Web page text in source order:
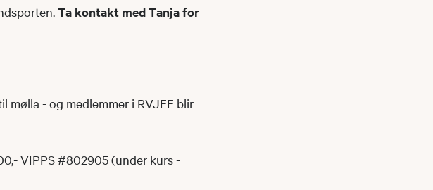
Ta kontakt med Tanja for
mølla - og medlemmer i RVJFF blir
VIPPS #802905 (under kurs -